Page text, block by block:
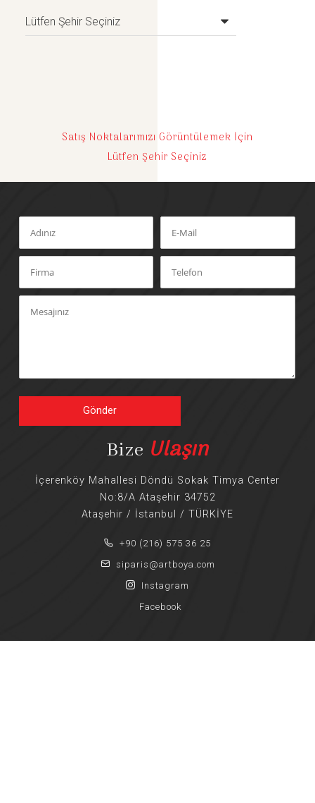
Satış Noktalarımızı Görüntülemek İçin
Lütfen Şehir Seçiniz
Gönder
Bize Ulaşın
İçerenköy Mahallesi Döndü Sokak Timya Center
No:8/A Ataşehir 34752
Ataşehir / İstanbul / TÜRKİYE
+90 (216) 575 36 25
siparis@artboya.com
Instagram
Facebook